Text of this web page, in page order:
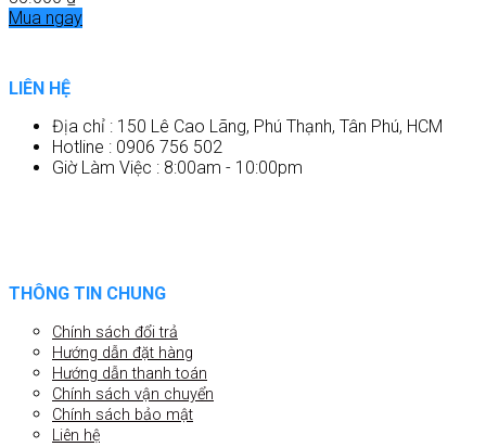
Mua ngay
LIÊN HỆ
Địa chỉ : 150 Lê Cao Lãng, Phú Thạnh, Tân Phú, HCM
Hotline : 0906 756 502
Giờ Làm Việc : 8:00am - 10:00pm
THÔNG TIN CHUNG
Chính sách đổi trả
Hướng dẫn đặt hàng
Hướng dẫn thanh toán
Chính sách vận chuyển
Chính sách bảo mật
Liên hệ